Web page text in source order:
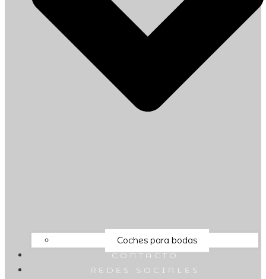
Coches para bodas
CONTACTO
REDES SOCIALES